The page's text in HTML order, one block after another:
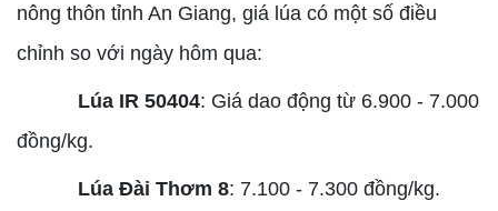
nông thôn tỉnh An Giang, giá lúa có một số điều
chỉnh so với ngày hôm qua:
Lúa IR 50404: Giá dao động từ 6.900 - 7.000
đồng/kg.
Lúa Đài Thơm 8: 7.100 - 7.300 đồng/kg.